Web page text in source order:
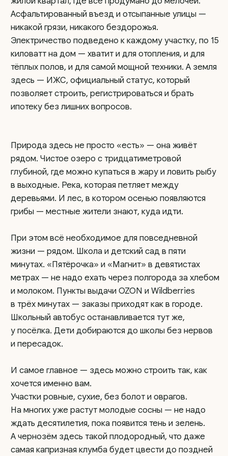
метрах — не надо ехать через полгорода за хлебом
и молоком. Пункты выдачи OZON и Wildberries
в трёх минутах — заказы приходят как в городе.
Школьный автобус останавливается тут же,
у посёлка. Дети добираются до школы без нервов
и пересадок.
И самое главное — здесь можно строить так, как
хочется именно вам.
На многих уже растут молодые сосны — не надо
ждать десятилетия, пока появится тень и зелень.
На территории
Благоустройство
посёлка «До лина»
Инфраструктура
посёлка:
Транспортная
доступность:
На текущий
день:
дороги внутри
Вдоль границы каждого участка проведено
электричество из расчета 15 кВт на участок
Ровные сухие участки
5 минут до школы и садика
900 метров до сетевых магазинов
(Пятерочка, Магнит)
3 минуты до ПВЗ OZON и WILDBERRIES
Рядом остановка школьного автобуса
5 минут до Гилевского пруда и чистого озера
«‎Большие Брусяны»
30 минут от ЕКАД на авто